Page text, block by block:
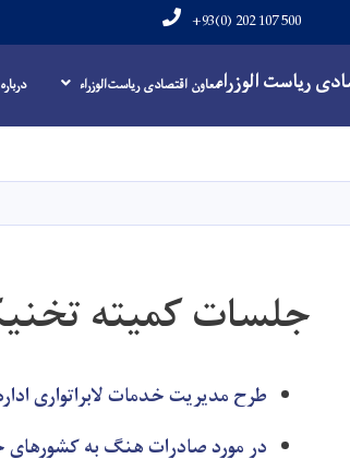
ریاست الوزراء
+93(0) 202 107 500
معاون اقتصادی ریاست‌الوزراء
جلسات کمیته
طرح مدیریت خدمات لابراتواری
در مورد صادرات هنگ به